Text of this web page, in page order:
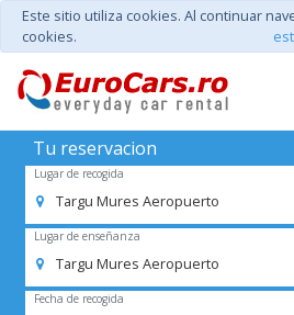
Este sitio utiliza cookies. Al continuar
cookies.
Tu reservacion
Lugar de recogida
Targu Mures Aeropuerto
Lugar de enseñanza
Targu Mures Aeropuerto
Fecha de recogida